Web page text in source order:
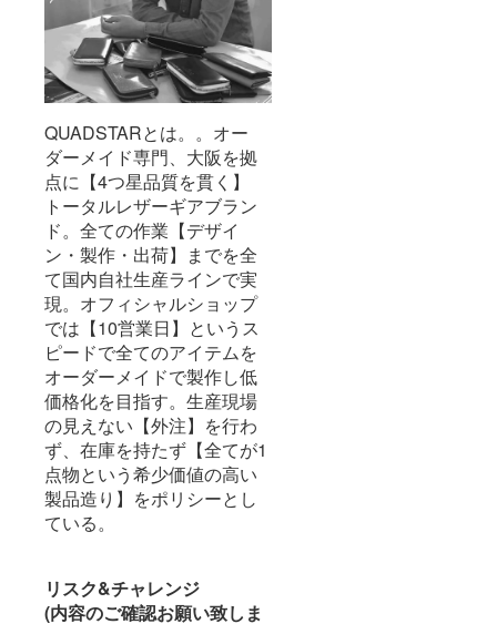
QUADSTARとは。。オー
ダーメイド専門、大阪を拠
点に【4つ星品質を貫く】
トータルレザーギアブラン
ド。全ての作業【デザイ
ン・製作・出荷】までを全
て国内自社生産ラインで実
現。オフィシャルショップ
では【10営業日】というス
ピードで全てのアイテムを
オーダーメイドで製作し低
価格化を目指す。生産現場
の見えない【外注】を行わ
ず、在庫を持たず【全てが1
点物という希少価値の高い
製品造り】をポリシーとし
ている。
リスク&チャレンジ
(内容のご確認お願い致しま